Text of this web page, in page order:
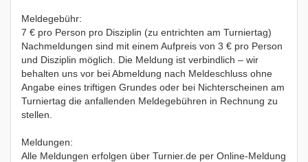
Meldegebühr:
7 € pro Person pro Disziplin (zu entrichten am Turniertag)
Nachmeldungen sind mit einem Aufpreis von 3 € pro Person
und Disziplin möglich. Die Meldung ist verbindlich – wir
behalten uns vor bei Abmeldung nach Meldeschluss ohne
Angabe eines triftigen Grundes oder bei Nichterscheinen am
Turniertag die anfallenden Meldegebühren in Rechnung zu
stellen.
Meldungen:
Alle Meldungen erfolgen über Turnier.de per Online-Meldung